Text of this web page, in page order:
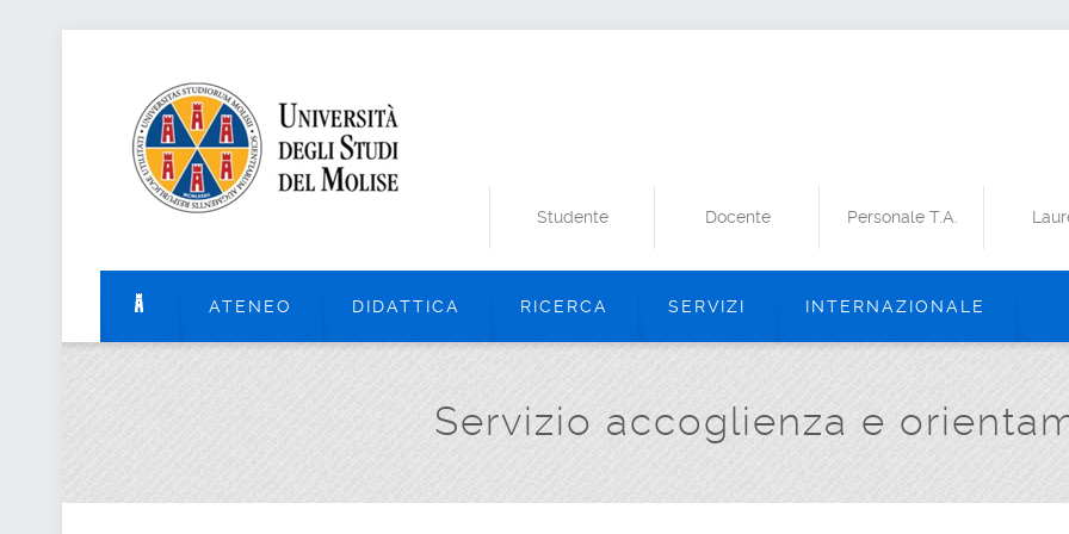
Studente Docente Personale T.A.
ATENEO DIDATTICA RICERCA SERVIZI INTERNAZIONALE
Servizio accoglienza e